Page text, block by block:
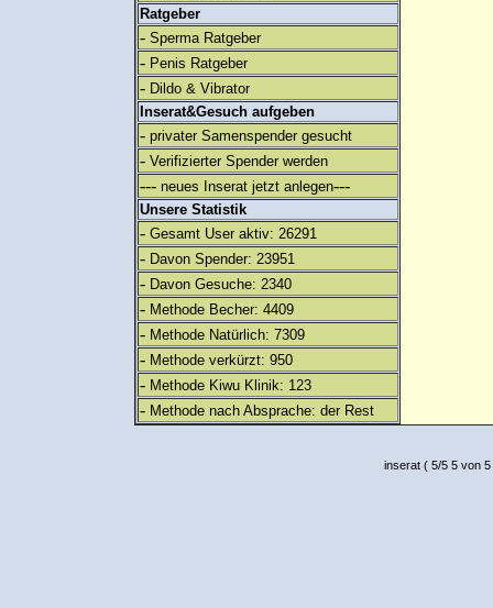
Ratgeber
- Sperma Ratgeber
- Penis Ratgeber
- Dildo & Vibrator
Inserat&Gesuch aufgeben
- privater Samenspender gesucht
- Verifizierter Spender werden
--- neues Inserat jetzt anlegen---
Unsere Statistik
- Gesamt User aktiv: 26291
- Davon Spender: 23951
- Davon Gesuche: 2340
- Methode Becher: 4409
- Methode Natürlich: 7309
- Methode verkürzt: 950
- Methode Kiwu Klinik: 123
- Methode nach Absprache: der Rest
inserat( 5/5 5 von 5